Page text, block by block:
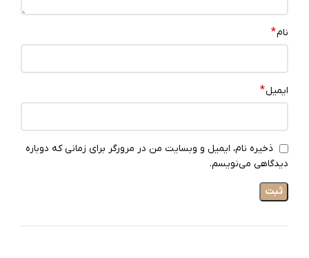
نام*
ایمیل*
ذخیره نام، ایمیل و وبسایت من در مرورگر برای زمانی که دوباره
دیدگاهی می‌نویسم.